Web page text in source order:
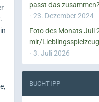
passt das zusammen?
23. Dezember 2024
Foto des Monats Juli
mir/Lieblingsspielzeug
3. Juli 2026
BUCHTIPP